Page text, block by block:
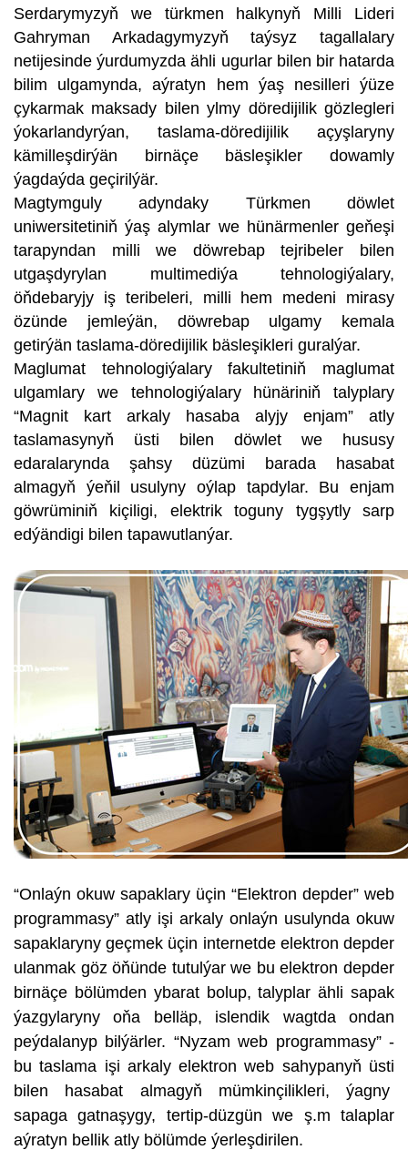
Serdarymyzyň we türkmen halkynyň Milli Lideri
Gahryman Arkadagymyzyň taýsyz tagallalary
netijesinde ýurdumyzda ähli ugurlar bilen bir hatarda
bilim ulgamynda, aýratyn hem ýaş nesilleri ýüze
çykarmak maksady bilen ylmy döredijilik gözlegleri
ýokarlandyrýan, taslama-döredijilik açyşlaryny
kämilleşdirýän birnäçe bäsleşikler dowamly
ýagdaýda geçirilýär.
Magtymguly adyndaky Türkmen döwlet
uniwersitetiniň ýaş alymlar we hünärmenler geňeşi
tarapyndan milli we döwrebap tejribeler bilen
utgaşdyrylan multimediýa tehnologiýalary,
öňdebaryjy iş teribeleri, milli hem medeni mirasy
özünde jemleýän, döwrebap ulgamy kemala
getirýän taslama-döredijilik bäsleşikleri guralýar.
Maglumat tehnologiýalary fakultetiniň maglumat
ulgamlary we tehnologiýalary hünäriniň talyplary
“Magnit kart arkaly hasaba alyjy enjam” atly
taslamasynyň üsti bilen döwlet we hususy
edaralarynda şahsy düzümi barada hasabat
almagyň ýeňil usulyny oýlap tapdylar. Bu enjam
göwrüminiň kiçiligi, elektrik toguny tygşytly sarp
edýändigi bilen tapawutlanýar.
“Onlaýn okuw sapaklary üçin “Elektron depder” web
programmasy” atly işi arkaly onlaýn usulynda okuw
sapaklaryny geçmek üçin internetde elektron depder
ulanmak göz öňünde tutulýar we bu elektron depder
birnäçe bölümden ybarat bolup, talyplar ähli sapak
ýazgylaryny oňa belläp, islendik wagtda ondan
peýdalanyp bilýärler. “Nyzam web programmasy” -
bu taslama işi arkaly elektron web sahypanyň üsti
bilen hasabat almagyň mümkinçilikleri, ýagny
sapaga gatnaşygy, tertip-düzgün we ş.m talaplar
aýratyn bellik atly bölümde ýerleşdirilen.